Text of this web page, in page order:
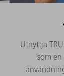
Utnyttja
som